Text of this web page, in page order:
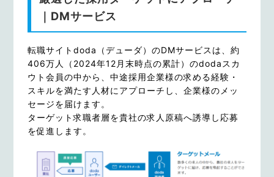
｜DMサービス
転職サイトdoda（デューダ）のDMサービスは、約
406万人（2024年12月末時点の累計）のdodaスカ
ウト会員の中から、中途採用企業様の求める経験・
スキルを満たす人材にアプローチし、企業様のメッ
セージを届けます。
ターゲット求職者層を貴社の求人原稿へ誘導し応募
を促進します。